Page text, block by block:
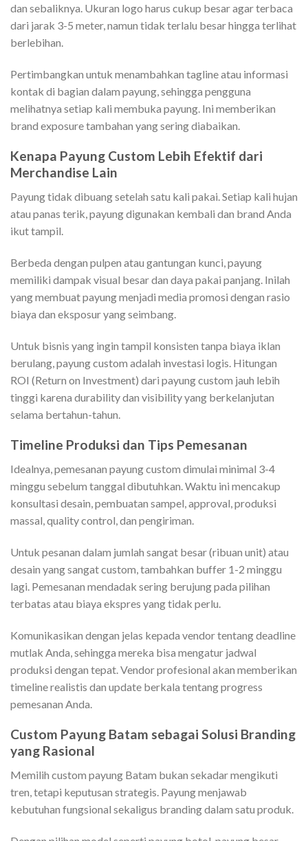
dan sebaliknya. Ukuran logo harus cukup besar agar terbaca
dari jarak 3-5 meter, namun tidak terlalu besar hingga terlihat
berlebihan.
Pertimbangkan untuk menambahkan tagline atau informasi
kontak di bagian dalam payung, sehingga pengguna
melihatnya setiap kali membuka payung. Ini memberikan
brand exposure tambahan yang sering diabaikan.
Kenapa Payung Custom Lebih Efektif dari
Merchandise Lain
Payung tidak dibuang setelah satu kali pakai. Setiap kali hujan
atau panas terik, payung digunakan kembali dan brand Anda
ikut tampil.
Berbeda dengan pulpen atau gantungan kunci, payung
memiliki dampak visual besar dan daya pakai panjang. Inilah
yang membuat payung menjadi media promosi dengan rasio
biaya dan eksposur yang seimbang.
Untuk bisnis yang ingin tampil konsisten tanpa biaya iklan
berulang, payung custom adalah investasi logis. Hitungan
ROI (Return on Investment) dari payung custom jauh lebih
tinggi karena durability dan visibility yang berkelanjutan
selama bertahun-tahun.
Timeline Produksi dan Tips Pemesanan
Idealnya, pemesanan payung custom dimulai minimal 3-4
minggu sebelum tanggal dibutuhkan. Waktu ini mencakup
konsultasi desain, pembuatan sampel, approval, produksi
massal, quality control, dan pengiriman.
Untuk pesanan dalam jumlah sangat besar (ribuan unit) atau
desain yang sangat custom, tambahkan buffer 1-2 minggu
lagi. Pemesanan mendadak sering berujung pada pilihan
terbatas atau biaya ekspres yang tidak perlu.
Komunikasikan dengan jelas kepada vendor tentang deadline
mutlak Anda, sehingga mereka bisa mengatur jadwal
produksi dengan tepat. Vendor profesional akan memberikan
timeline realistis dan update berkala tentang progress
pemesanan Anda.
Custom Payung Batam sebagai Solusi Branding
yang Rasional
Memilih custom payung Batam bukan sekadar mengikuti
tren, tetapi keputusan strategis. Payung menjawab
kebutuhan fungsional sekaligus branding dalam satu produk.